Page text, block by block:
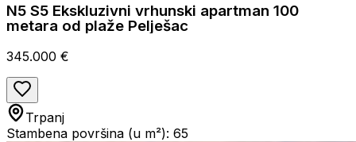
N5 S5 Ekskluzivni vrhunski apartman 100
metara od plaže Pelješac
345.000 €
Trpanj
Stambena površina (u m²): 65